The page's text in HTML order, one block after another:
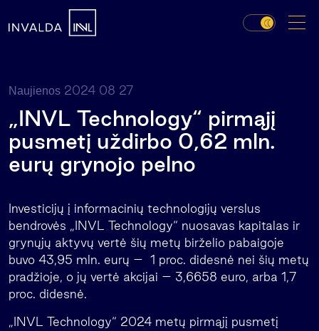
Naujienos 2024 08 27
„INVL Technology“ pirmąjį
pusmetį uždirbo 0,62 mln.
eurų grynojo pelno
Investicijų į informacinių technologijų verslus
bendrovės „INVL Technology“ nuosavas kapitalas ir
grynųjų aktyvų vertė šių metų birželio pabaigoje
buvo 43,95 mln. eurų – 1 proc. didesnė nei šių metų
pradžioje, o jų vertė akcijai – 3,6658 euro, arba 1,7
proc. didesnė.
„INVL Technology“ 2024 metų pirmąjį pusmetį